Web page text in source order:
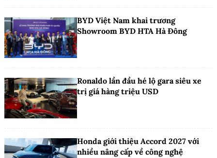
BYD Việt Nam khai trương
Showroom BYD HTA Hà Đông
Ronaldo lần đầu hé lộ gara siêu xe
trị giá hàng triệu USD
Honda giới thiệu Accord 2027 với
nhiều nâng cấp về công nghệ